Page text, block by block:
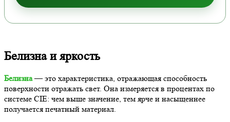
Белизна и яркость
Белизна— это характеристика, отражающая способность
поверхности отражать свет. Она измеряется в процентах по
системе CIE: чем выше значение, тем ярче и насыщеннее
получается печатный материал.